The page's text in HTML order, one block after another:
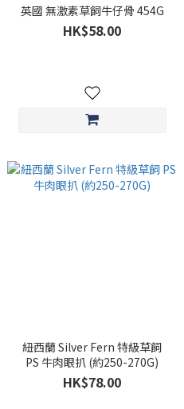
英國 無激素草飼牛仔骨 454G
HK$58.00
紐西蘭 Silver Fern 特級草飼
PS 牛肉眼扒 (約250-270G)
HK$78.00